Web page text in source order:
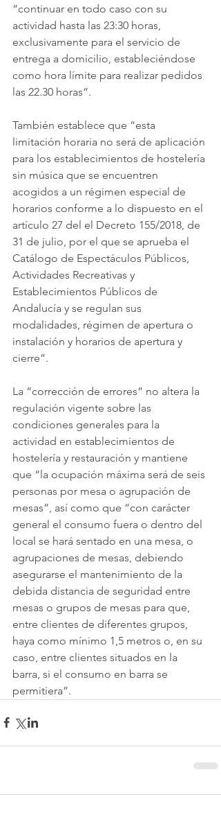
“continuar en todo caso con su
actividad hasta las 23:30 horas,
exclusivamente para el servicio de
entrega a domicilio, estableciéndose
como hora límite para realizar pedidos
las 22.30 horas”.
También establece que “esta
limitación horaria no será de aplicación
para los establecimientos de hostelería
sin música que se encuentren
acogidos a un régimen especial de
horarios conforme a lo dispuesto en el
artículo 27 del el Decreto 155/2018, de
31 de julio, por el que se aprueba el
Catálogo de Espectáculos Públicos,
Actividades Recreativas y
Establecimientos Públicos de
Andalucía y se regulan sus
modalidades, régimen de apertura o
instalación y horarios de apertura y
cierre”.
La “corrección de errores” no altera la
regulación vigente sobre las
condiciones generales para la
actividad en establecimientos de
hostelería y restauración y mantiene
que “la ocupación máxima será de seis
personas por mesa o agrupación de
mesas”, así como que “con carácter
general el consumo fuera o dentro del
local se hará sentado en una mesa, o
agrupaciones de mesas, debiendo
asegurarse el mantenimiento de la
debida distancia de seguridad entre
mesas o grupos de mesas para que,
entre clientes de diferentes grupos,
haya como mínimo 1,5 metros o, en su
caso, entre clientes situados en la
barra, si el consumo en barra se
permitiera”.